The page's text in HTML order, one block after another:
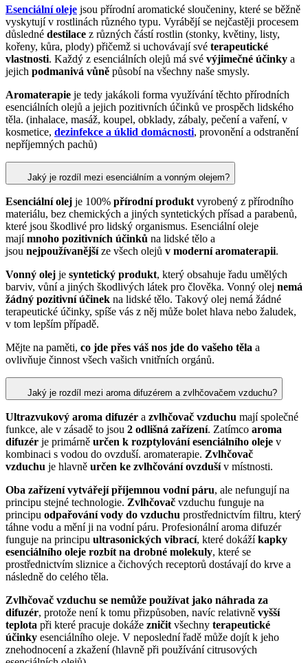
Esenciální oleje jsou přírodní aromatické sloučeniny, které se běžně
vyskytují v rostlinách různého typu. Vyrábějí se nejčastěji procesem
důsledné destilace z různých částí rostlin (stonky, květiny, listy,
kořeny, kůra, plody) přičemž si uchovávají své terapeutické
vlastnosti. Každý z esenciálních olejů má své výjimečné účinky a
jejich podmanivá vůně působí na všechny naše smysly.
Aromaterapie je tedy jakákoli forma využívání těchto přírodních
esenciálních olejů a jejich pozitivních účinků ve prospěch lidského
těla. (inhalace, masáž, koupel, obklady, zábaly, pečení a vaření, v
kosmetice, dezinfekce a úklid domácnosti, provonění a odstranění
nepříjemných pachů)
Jaký je rozdíl mezi esenciálním a vonným olejem?
Esenciální olej je 100% přírodní produkt vyrobený z přírodního
materiálu, bez chemických a jiných syntetických přísad a parabenů,
které jsou škodlivé pro lidský organismus. Esenciální oleje
majímnoho pozitivních účinků na lidské tělo a
jsou nejpoužívanějšíze všech olejů v moderní aromaterapii.
Vonný olej je syntetický produkt, který obsahuje řadu umělých
barviv, vůní a jiných škodlivých látek pro člověka. Vonný olej nemá
žádný pozitivní účinek na lidské tělo. Takový olej nemá žádné
terapeutické účinky, spíše vás z něj může bolet hlava nebo žaludek,
v tom lepším případě.
Mějte na paměti, co jde přes váš nos jde do vašeho těla a
ovlivňuje činnost všech vašich vnitřních orgánů.
Jaký je rozdíl mezi aroma difuzérem a zvlhčovačem vzduchu?
Ultrazvukový aroma difuzér a zvlhčovač vzduchu mají společné
funkce, ale v zásadě to jsou 2 odlišná zařízení. Zatímco aroma
difuzér je primárně určen k rozptylování esenciálního oleje v
kombinaci s vodou do ovzduší. aromaterapie. Zvlhčovač
vzduchu je hlavně určen ke zvlhčování ovzdušív místnosti.
Oba zařízení vytvářejí příjemnou vodní páru, ale nefungují na
principu stejné technologie. Zvlhčovač vzduchu funguje na
principu odpařování vody do vzduchu prostřednictvím filtru, který
táhne vodu a mění ji na vodní páru. Profesionální aroma difuzér
funguje na principu ultrasonických vibrací, které dokážíkapky
esenciálního oleje rozbít na drobné molekuly, které se
prostřednictvím sliznice a čichových receptorů dostávají do krve a
následně do celého těla.
Zvlhčovač vzduchu se nemůže používat jako náhrada za
difuzér, protože není k tomu přizpůsoben, navíc relativně vyšší
teplota při které pracuje dokáže zničit všechny terapeutické
účinky esenciálního oleje. V neposlední řadě může dojít k jeho
znehodnocení a zkažení (hlavně při používání citrusových